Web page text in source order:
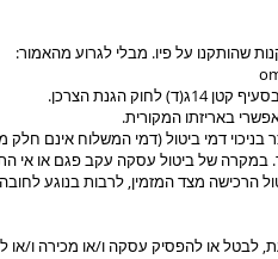
שהותקנו על פיו. מבלי לגרוע מהאמור:
הגנת הצרכן.
באריזתו המקורית.
דמי ביטול (דמי המשלוח אינם חלק
5% מסכום העסקה או 100 ש”ח, לפי הנמוך. במקרה של ביטול עסקה עקב
הרכישה מצד המזמין, לרבות בנוגע לחובה
או להפסיק עסקה ו/או מכירה ו/או